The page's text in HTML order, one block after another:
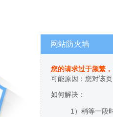
网站防火墙
您的请求过于频繁
可能原因：您对该
如何解决：
1）稍等一段